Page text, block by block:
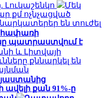
Մեկ
քմ ոչնչացված
են տուժել
պատրաստվում է
և Լիտվայի
քննարկել են
քան 91%-ը